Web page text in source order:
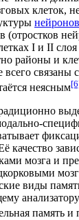
клеток,
нейронов
(отростков
I и II слоя
районы и
всего связаны
неясным
качество
мозга и
виды
анализатору
память и